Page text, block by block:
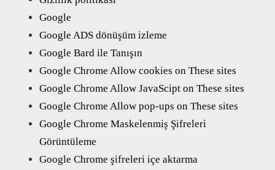
Google
Google ADS dönüşüm izleme
Google Bard ile Tanışın
Google Chrome Allow cookies on These sites
Google Chrome Allow JavaScipt on These sites
Google Chrome Allow pop-ups on These sites
Google Chrome Maskelenmiş Şifreleri
Görüntüleme
Google Chrome şifreleri içe aktarma